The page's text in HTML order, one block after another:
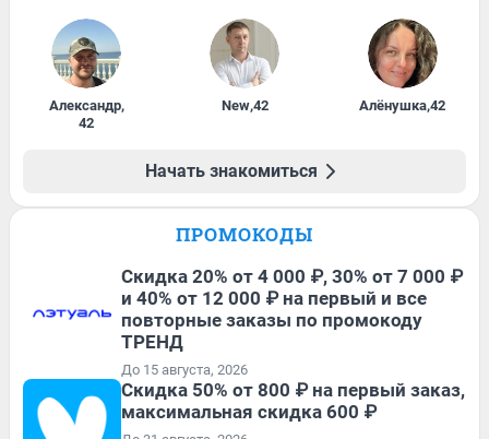
Александр,
42
New,42 Алёнушка,42
Начать знакомиться
ПРОМОКОДЫ
Скидка 20% от 4 000 ₽, 30% от 7 000 ₽
и 40% от 12 000 ₽ на первый и все
повторные заказы по промокоду
ТРЕНД
До 15 августа, 2026
Скидка 50% от 800 ₽ на первый заказ,
максимальная скидка 600 ₽